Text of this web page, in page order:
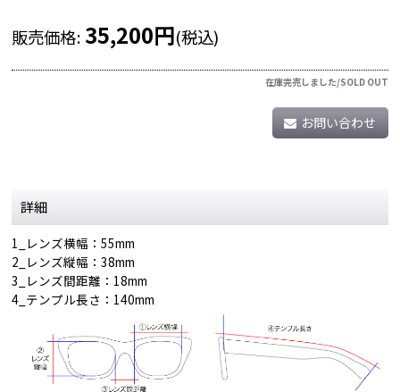
販売価格: 35,200円(税込)
在庫完売しました/SOLD OUT
お問い合わせ
詳細
1_レンズ横幅：55mm
2_レンズ縦幅：38mm
3_レンズ間距離：18mm
4_テンプル長さ：140mm